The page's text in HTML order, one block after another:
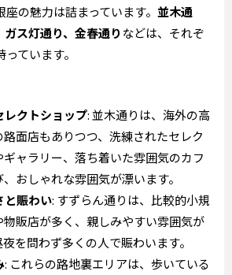
の魅力は詰まっています。 並木通
ガス灯通り、金春通り などは、それぞ
ています。
レクトショップ: 並木通りは、海外の高
面店もありつつ、洗練されたセレク
ギャラリー、落ち着いた雰囲気のカフ
おしゃれな雰囲気が漂います。
と賑わい: すずらん通りは、比較的小規
物販店が多く、親しみやすい雰囲気が
を問わず多くの人で賑わいます。
: これらの路地裏エリアは、歩いている